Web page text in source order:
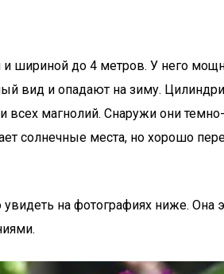
шириной до 4 метров. У него
вид и опадают на зиму.
всех магнолий. Снаружи они
солнечные места, но хорошо
на фотографиях ниже.